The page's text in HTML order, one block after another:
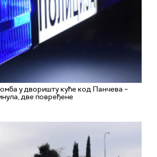
у дворишту куће код Панчева –
две повређене